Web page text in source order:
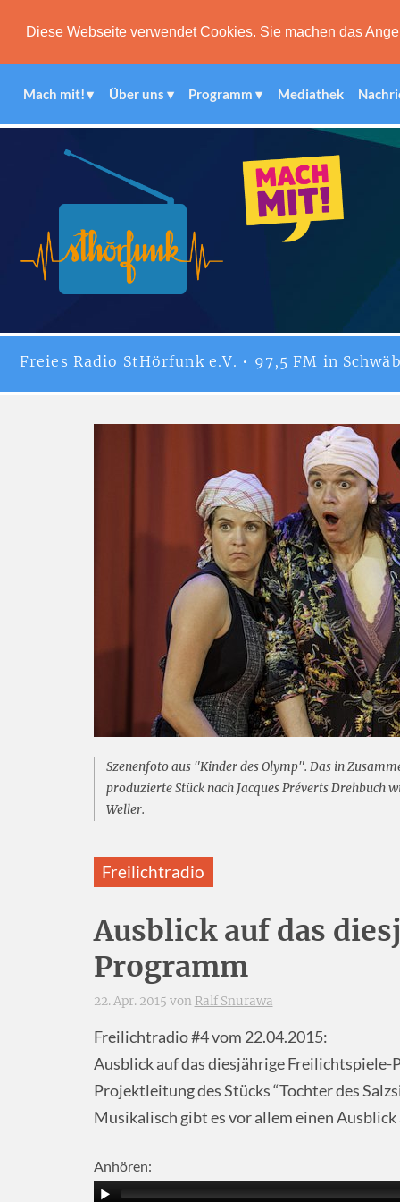
Diese Webseite verwendet Cookies. Sie machen das
Mach mit! Über uns Programm Mediathek
Freies Radio StHörfunke.V. • 97,5 FM in
Szenenfoto aus "Kinder des Olymp". Das in
produzierte Stück nach Jacques Préverts Drehbuch
Weller.
Freilichtradio
Ausblick auf das
Programm
22. Apr. 2015 von Ralf Snurawa
Freilichtradio #4 vom 22.04.2015:
Ausblick auf das diesjährige
Projektleitung des Stücks “Tochter des
Musikalisch gibt es vor allem einen Ausblick
Anhören: